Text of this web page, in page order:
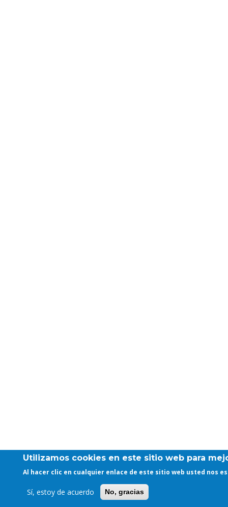
Utilizamos cookies en este sitio web para
Al hacer clic en cualquier enlace de este sitio web usted nos
Sí, estoy de acuerdo No, gracias